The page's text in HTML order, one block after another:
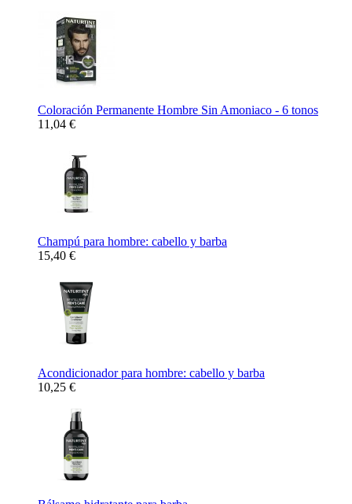
Coloración Permanente Hombre Sin Amoniaco - 6 tonos
11,04 €
Champú para hombre: cabello y barba
15,40 €
Acondicionador para hombre: cabello y barba
10,25 €